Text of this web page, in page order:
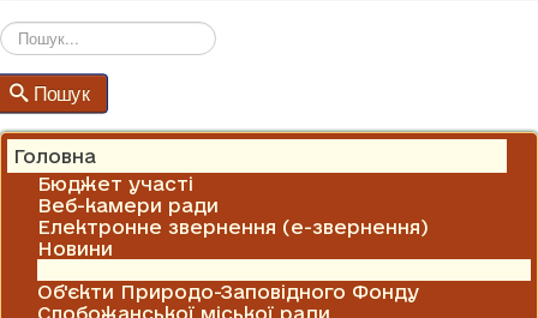
НОВИНИ
ОГОЛОШЕННЯ
ГРАФІКИ ПРИЙОМУ
КОНТАКТИ
Пошук
Головна
Бюджет участі
Веб-камери ради
Електронне звернення (е-звернення)
Новини
Об'єкти Природо-Заповідного Фонду